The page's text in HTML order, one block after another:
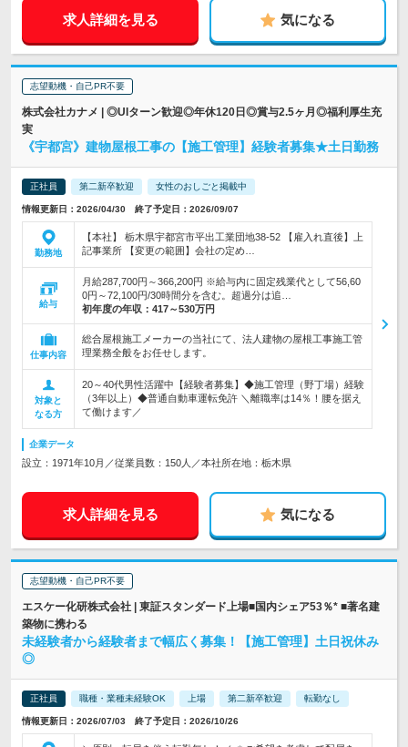
求人詳細を見る 気になる
志望動機・自己PR不要
株式会社カナメ | ◎UIターン歓迎◎年休120日◎賞与2.5ヶ月◎福利厚生充
実
《宇都宮》建物屋根工事の【施工管理】経験者募集★土日勤務
正社員 第二新卒歓迎 女性のおしごと掲載中
情報更新日：2026/04/30 終了予定日：2026/09/07
勤務地
【本社】 栃木県宇都宮市平出工業団地38-52 【雇入れ直後】上
記事業所 【変更の範囲】会社の定め…
給与
月給287,700円～366,200円 ※給与内に固定残業代として56,60
0円～72,100円/30時間分を含む。超過分は追…
初年度の年収： 417～530万円
仕事内容
総合屋根施工メーカーの当社にて、法人建物の屋根工事施工管
理業務全般をお任せします。
対象と
なる方
20～40代男性活躍中【経験者募集】◆施工管理（野丁場）経験
（3年以上）◆普通自動車運転免許 ＼離職率は14％！腰を据え
て働けます／
企業データ
設立：1971年10月／従業員数：150人／本社所在地：栃木県
求人詳細を見る 気になる
志望動機・自己PR不要
エスケー化研株式会社 | 東証スタンダード上場■国内シェア53％* ■著名建
築物に携わる
未経験者から経験者まで幅広く募集！【施工管理】土日祝休み
◎
正社員 職種・業種未経験OK 上場 第二新卒歓迎 転勤なし
情報更新日：2026/07/03 終了予定日：2026/10/26